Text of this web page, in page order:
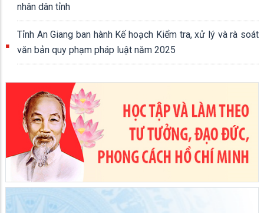
nhân dân tỉnh
Tỉnh An Giang ban hành Kế hoạch Kiểm tra, xử lý và rà soát
văn bản quy phạm pháp luật năm 2025